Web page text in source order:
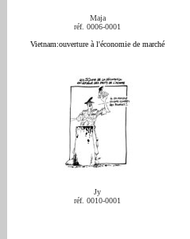
Maja
réf. 0006-0001
Vietnam:ouverture à l'économie de marché
Jy
réf. 0010-0001